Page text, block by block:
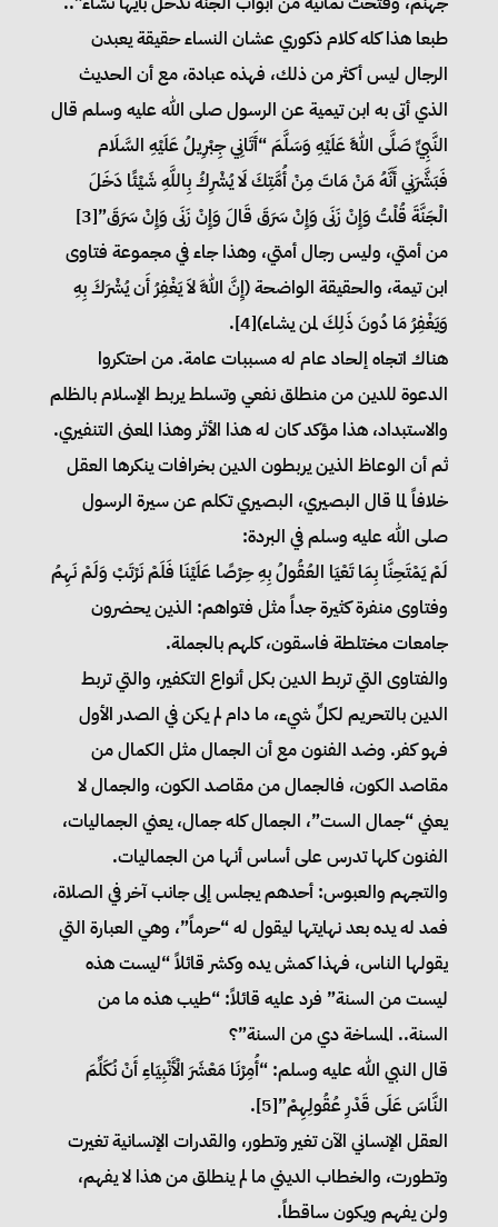
طبعا هذا كله كلام ذكوري عشان النساء حقيقة يعبدن
الرجال ليس أكثر من ذلك، فهذه عبادة، مع أن الحديث
الذي أتى به ابن تيمية عن الرسول صلى الله عليه وسلم قال
النَّبِيِّ صَلَّى اللَّهُ عَلَيْهِ وَسَلَّمَ “أَتَانِي جِبْرِيلُ عَلَيْهِ السَّلَام
فَبَشَّرَنِي أَنَّهُ مَنْ مَاتَ مِنْ أُمَّتِكَ لَا يُشْرِكُ بِاللَّهِ شَيْئًا دَخَلَ
الْجَنَّةَ قُلْتُ وَإِنْ زَنَى وَإِنْ سَرَقَ قَالَ وَإِنْ زَنَى وَإِنْ سَرَقَ”[3]
من أمتي، وليس رجال أمتي، وهذا جاء في مجموعة فتاوى
ابن تيمة، والحقيقة الواضحة (إِنَّ اللَّهَ لاَ يَغْفِرُ أَن يُشْرَكَ بِهِ
وَيَغْفِرُ مَا دُونَ ذَلِكَ لمن يشاء)[4].
هناك اتجاه إلحاد عام له مسببات عامة. من احتكروا
الدعوة للدين من منطلق نفعي وتسلط يربط الإسلام بالظلم
والاستبداد، هذا مؤكد كان له هذا الأثر وهذا المعنى التنفيري.
ثم أن الوعاظ الذين يربطون الدين بخرافات ينكرها العقل
خلافاً لما قال البصيري، البصيري تكلم عن سيرة الرسول
صلى الله عليه وسلم في البردة:
لَمْ يَمْتَحِنَّا بِمَا تَعْيَا العُقُولُ بِهِ حِرْصًا عَلَيْنَا فَلَمْ نَرْتَبْ وَلَمْ نَهِمُ
وفتاوى منفرة كثيرة جداً مثل فتواهم: الذين يحضرون
جامعات مختلطة فاسقون، كلهم بالجملة.
والفتاوى التي تربط الدين بكل أنواع التكفير، والتي تربط
الدين بالتحريم لكلِّ شيء، ما دام لم يكن في الصدر الأول
فهو كفر. وضد الفنون مع أن الجمال مثل الكمال من
مقاصد الكون، فالجمال من مقاصد الكون، والجمال لا
يعني “جمال الست”، الجمال كله جمال، يعني الجماليات،
الفنون كلها تدرس على أساس أنها من الجماليات.
والتجهم والعبوس: أحدهم يجلس إلى جانب آخر في الصلاة،
فمد له يده بعد نهايتها ليقول له “حرماً”، وهي العبارة التي
يقولها الناس، فهذا كمش يده وكشر قائلاً “ليست هذه
ليست من السنة” فرد عليه قائلاً: “طيب هذه ما من
السنة.. المساخة دي من السنة”؟
قال النبي الله عليه وسلم: “أُمِرْنَا مَعْشَرَ الْأَنْبِيَاءِ أَنْ نُكَلِّمَ
النَّاسَ عَلَى قَدْرِ عُقُولِهِمْ”[5].
العقل الإنساني الآن تغير وتطور، والقدرات الإنسانية تغيرت
وتطورت، والخطاب الديني ما لم ينطلق من هذا لا يفهم،
ولن يفهم ويكون ساقطاً.